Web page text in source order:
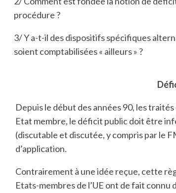
procédure ?
3/ Y a-t-il des dispositifs spécifiques
soient comptabilisées « ailleurs » ?
Depuis le début des années 90, les
Etat membre, le déficit public doit être
(discutable et discutée, y compris par le
d’application.
Contrairement à une idée reçue, cette
Etats-membres de l’UE ont de fait